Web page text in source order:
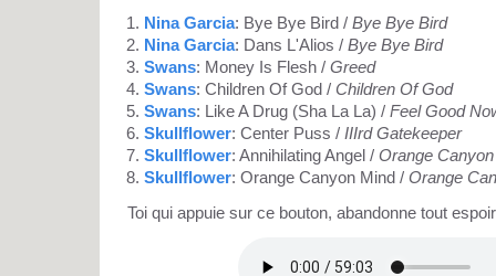
Nina Garcia: Bye Bye Bird / Bye Bye Bird
Nina Garcia: Dans L'Alios / Bye Bye Bird
Swans: Money Is Flesh / Greed
Swans: Children Of God / Children Of God
Swans: Like A Drug (Sha La La) / Feel Good
Skullflower: Center Puss / IIIrd Gatekeeper
Skullflower: Annihilating Angel / Orange
Skullflower: Orange Canyon Mind / Orange
Toi qui appuie sur ce bouton, abandonne tout